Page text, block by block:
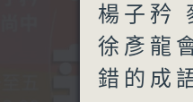
楊子矜
徐彥龍
錯的成